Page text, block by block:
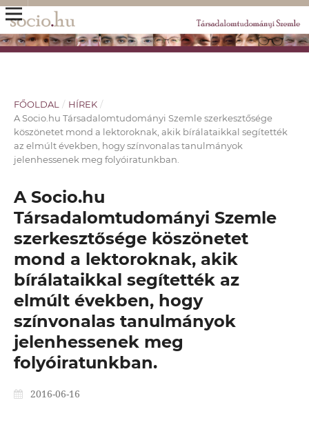
FŐOLDAL / HÍREK /
A Socio.hu Társadalomtudományi Szemle szerkesztősége
köszönetet mond a lektoroknak, akik bírálataikkal segítették
az elmúlt években, hogy színvonalas tanulmányok
jelenhessenek meg folyóiratunkban.
A Socio.hu
Társadalomtudományi Szemle
szerkesztősége köszönetet
mond a lektoroknak, akik
bírálataikkal segítették az
elmúlt években, hogy
színvonalas tanulmányok
jelenhessenek meg
folyóiratunkban.
2016-06-16